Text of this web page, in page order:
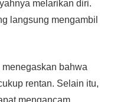
melarikan diri.
langsung mengambil
bahwa
rentan. Selain itu,